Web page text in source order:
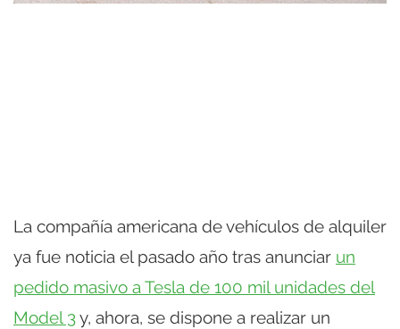
La compañía americana de vehículos de alquiler
ya fue noticia el pasado año tras anunciar un
pedido masivo a Tesla de 100 mil unidades del
Model 3y, ahora, se dispone a realizar un